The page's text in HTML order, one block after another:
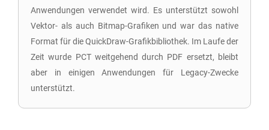
Anwendungen verwendet wird. Es unterstützt sowohl
Vektor- als auch Bitmap-Grafiken und war das native
Format für die QuickDraw-Grafikbibliothek. Im Laufe der
Zeit wurde PCT weitgehend durch PDF ersetzt, bleibt
aber in einigen Anwendungen für Legacy-Zwecke
unterstützt.